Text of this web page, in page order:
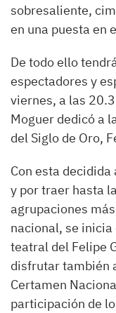
sobresaliente,
en una puesta en
De todo ello
espectadores y
viernes, a las
Moguer dedicó a
del Siglo de Oro,
Con esta
y por traer hasta
agrupaciones
nacional, se
teatral del Felipe
disfrutar también
Certamen
participación de